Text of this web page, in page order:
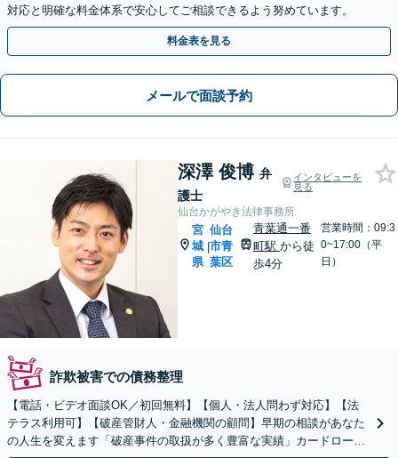
対応と明確な料金体系で安心してご相談できるよう努めています。
料金表を見る
メールで面談予約
深澤 俊博 弁
護士
インタビューを
見る
仙台かがやき法律事務所
宮
城
県
|
仙台
市青
葉区
青葉通一番
町駅 から徒
歩4分
営業時間：09:3
0~17:00（平
日）
詐欺被害での債務整理
【電話・ビデオ面談OK／初回無料】【個人・法人問わず対応】【法
テラス利用可】【破産管財人・金融機関の顧問】早期の相談があなた
の人生を変えます「破産事件の取扱が多く豊富な実績」カードローン